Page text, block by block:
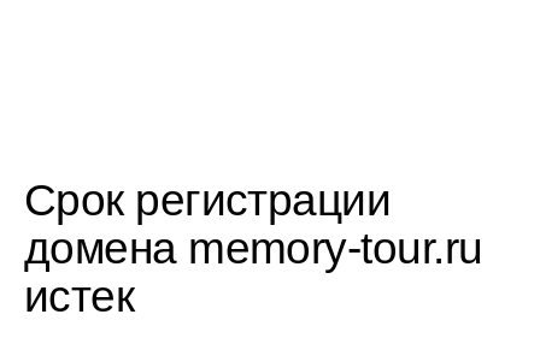
Срок регистрации
домена memory-tour.ru
истек